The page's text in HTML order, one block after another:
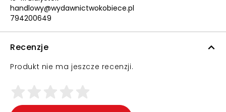
handlowy@wydawnictwokobiece.pl
794200649
Recenzje
Produkt nie ma jeszcze recenzji.